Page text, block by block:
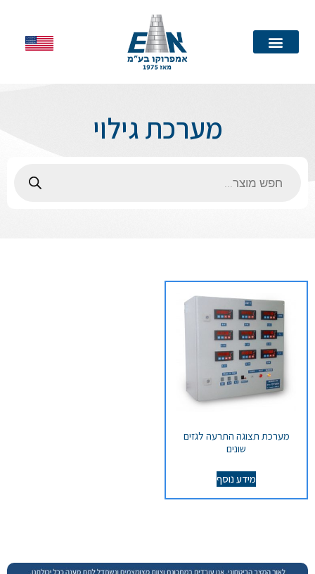
מערכת גילוי
מערכת תצוגה התרעה לגזים
שונים
מידע נוסף